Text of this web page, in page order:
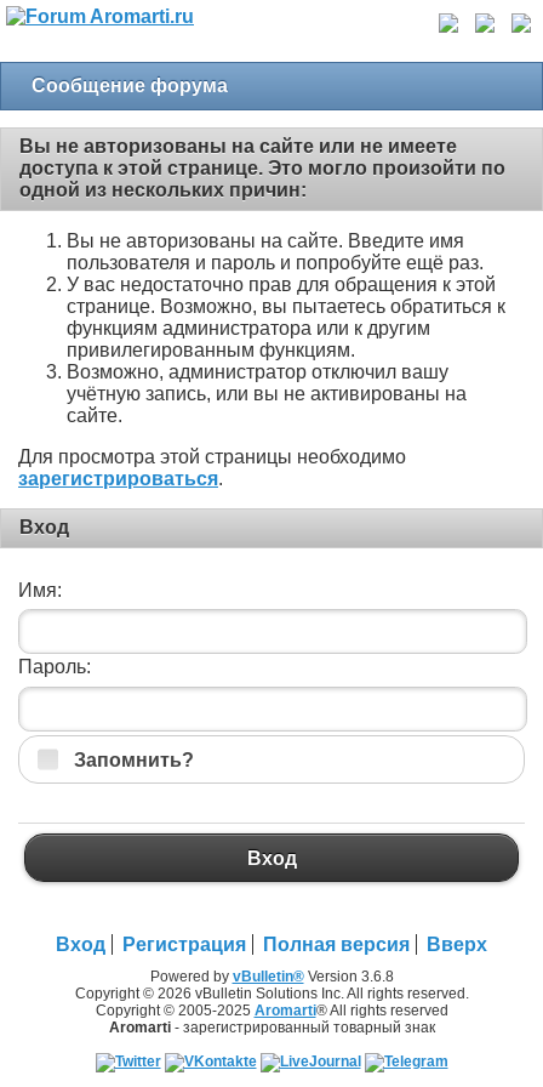
Сообщение форума
Вы не авторизованы на сайте или не имеете
доступа к этой странице. Это могло произойти по
одной из нескольких причин:
Вы не авторизованы на сайте. Введите имя
пользователя и пароль и попробуйте ещё раз.
У вас недостаточно прав для обращения к этой
странице. Возможно, вы пытаетесь обратиться к
функциям администратора или к другим
привилегированным функциям.
Возможно, администратор отключил вашу
учётную запись, или вы не активированы на
сайте.
Для просмотра этой страницы необходимо
зарегистрироваться.
Вход
Имя:
Пароль:
Запомнить?
Вход
Вход Регистрация Полная версия Вверх
Powered by vBulletin®Version 3.6.8
Copyright © 2026 vBulletin Solutions Inc. All rights reserved.
Copyright © 2005-2025 Aromarti® All rights reserved
Aromarti- зарегистрированный товарный знак